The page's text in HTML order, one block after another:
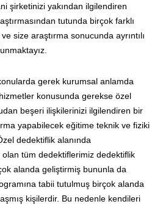
şirketinizi yakından ilgilendiren
tutunda birçok farklı
size araştırma sonucunda ayrıntılı
gerek kurumsal anlamda
konusunda gerekse özel
beşeri ilişkilerinizi ilgilendiren bir
yapabilecek eğitime teknik ve fiziki
dedektiflik alanında
olan tüm dedektiflerimiz dedektiflik
alanda geliştirmiş bununla da
tabii tutulmuş birçok alanda
kişilerdir. Bu nedenle kendileri